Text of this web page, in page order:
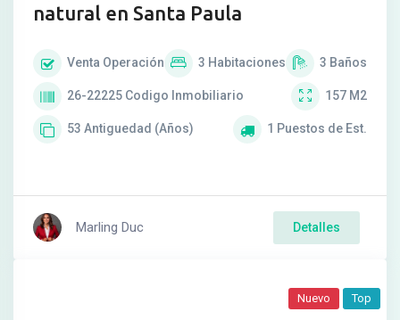
natural en Santa Paula
Venta Operación 3 Habitaciones 3 Baños
26-22225 Codigo Inmobiliario 157 M2
53 Antiguedad (Años) 1 Puestos de Est.
Marling Duc Detalles
Nuevo Top